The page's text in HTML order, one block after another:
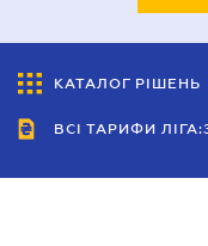
КАТАЛОГ РІШЕНЬ
ВСІ ТАРИФИ